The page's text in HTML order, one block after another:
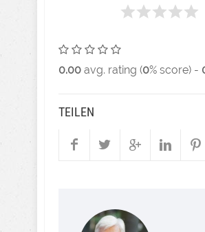
0.00 avg. rating (0% score) -
TEILEN